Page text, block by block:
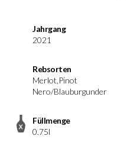
Jahrgang
2021
Rebsorten
Merlot,Pinot
Nero/Blauburgunder
Füllmenge
0.75l